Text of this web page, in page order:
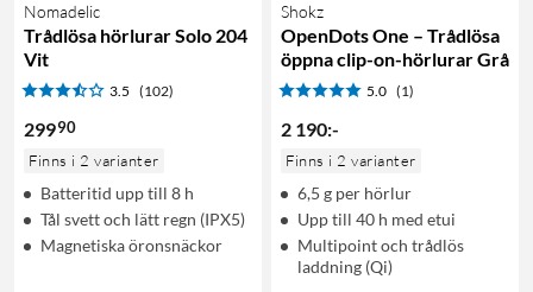
Nomadelic
Trådlösa hörlurar Solo 204
Vit
3.5 (102)
29990
Finns i 2 varianter
Batteritid upp till 8 h
Tål svett och lätt regn (IPX5)
Magnetiska öronsnäckor
Shokz
OpenDots One – Trådlösa
öppna clip-on-hörlurar Grå
5.0 (1)
2 190:-
Finns i 2 varianter
6,5 g per hörlur
Upp till 40 h med etui
Multipoint och trådlös
laddning (Qi)